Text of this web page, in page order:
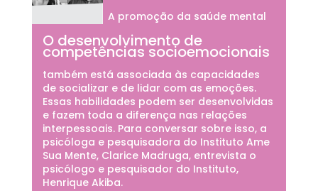
O desenvolvimento de
competências socioemocionais
A promoção da saúde mental
também está associada às capacidades
de socializar e de lidar com as emoções.
Essas habilidades podem ser desenvolvidas
e fazem toda a diferença nas relações
interpessoais. Para conversar sobre isso, a
psicóloga e pesquisadora do Instituto Ame
Sua Mente, Clarice Madruga, entrevista o
psicólogo e pesquisador do Instituto,
Henrique Akiba.